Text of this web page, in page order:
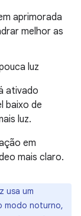
aprimorada
melhor as
luz
ativado
baixo de
luz.
em
mais claro.
usa um
modo noturno,